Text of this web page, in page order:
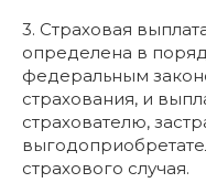
3. Страховая
определена в
федеральным
страхования, и
страхователю,
страхового случая.